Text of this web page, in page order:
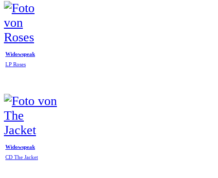
Widowspeak
LP Roses
Widowspeak
CD The Jacket